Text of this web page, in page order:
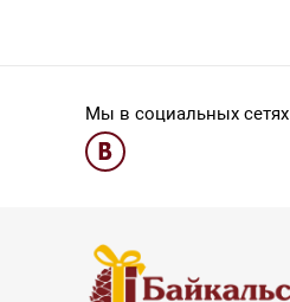
Мы в социальных сетях